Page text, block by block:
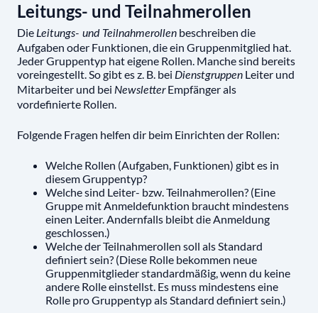
Leitungs- und Teilnahmerollen
Die Leitungs- und Teilnahmerollen beschreiben die
Aufgaben oder Funktionen, die ein Gruppenmitglied hat.
Jeder Gruppentyp hat eigene Rollen. Manche sind bereits
voreingestellt. So gibt es z. B. bei Dienstgruppen Leiter und
Mitarbeiter und bei NewsletterEmpfänger als
vordefinierte Rollen.
Folgende Fragen helfen dir beim Einrichten der Rollen:
Welche Rollen (Aufgaben, Funktionen) gibt es in
diesem Gruppentyp?
Welche sind Leiter- bzw. Teilnahmerollen? (Eine
Gruppe mit Anmeldefunktion braucht mindestens
einen Leiter. Andernfalls bleibt die Anmeldung
geschlossen.)
Welche der Teilnahmerollen soll als Standard
definiert sein? (Diese Rolle bekommen neue
Gruppenmitglieder standardmäßig, wenn du keine
andere Rolle einstellst. Es muss mindestens eine
Rolle pro Gruppentyp als Standard definiert sein.)